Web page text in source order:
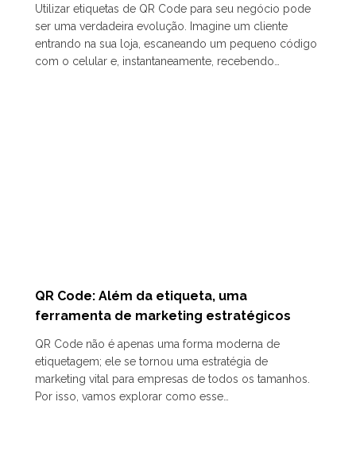
Utilizar etiquetas de QR Code para seu negócio pode
ser uma verdadeira evolução. Imagine um cliente
entrando na sua loja, escaneando um pequeno código
com o celular e, instantaneamente, recebendo…
QR Code: Além da etiqueta, uma
ferramenta de marketing estratégicos
QR Code não é apenas uma forma moderna de
etiquetagem; ele se tornou uma estratégia de
marketing vital para empresas de todos os tamanhos.
Por isso, vamos explorar como esse…